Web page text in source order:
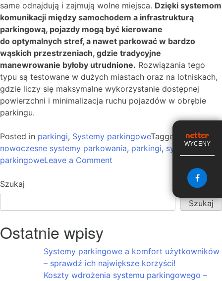
same odnajdują i zajmują wolne miejsca. Dzięki systemom
komunikacji między samochodem a infrastrukturą
parkingową, pojazdy mogą być kierowane
do optymalnych stref, a nawet parkować w bardzo
wąskich przestrzeniach, gdzie tradycyjne
manewrowanie byłoby utrudnione. Rozwiązania tego
typu są testowane w dużych miastach oraz na lotniskach,
gdzie liczy się maksymalne wykorzystanie dostępnej
powierzchni i minimalizacja ruchu pojazdów w obrębie
parkingu.
Posted in parkingi, Systemy parkingoweTagged
nowoczesne systemy parkowania, parkingi, systemy
parkingoweLeave a Comment
nowoczesne
Szukaj
Szukaj
Ostatnie wpisy
Systemy parkingowe a komfort użytkowników
– sprawdź ich największe korzyści!
Koszty wdrożenia systemu parkingowego –
WYCENY